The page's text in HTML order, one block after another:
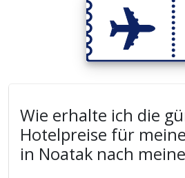
Wie erhalte ich die
Hotelpreise für
in Noatak nach